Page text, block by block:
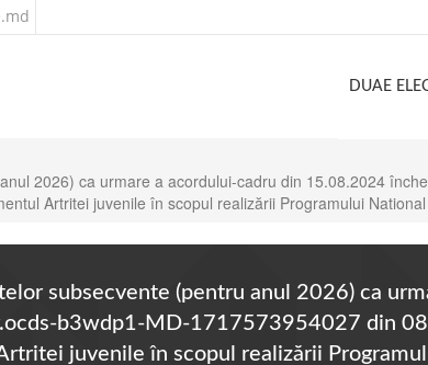
DUAE
2026) ca urmare a acordului-cadru din 15.08.2024
Artritei juvenile în scopul realizării Programului
subsecvente (pentru anul 2026) ca
b3wdp1-MD-1717573954027 din
juvenile în scopul realizării